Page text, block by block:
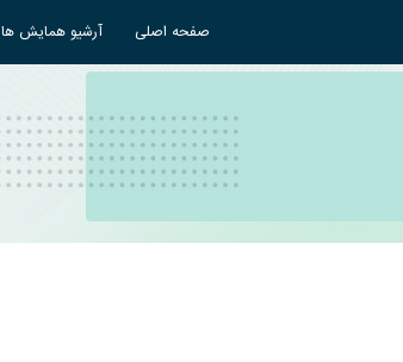
صفحه اصلی آرشیو همایش ها